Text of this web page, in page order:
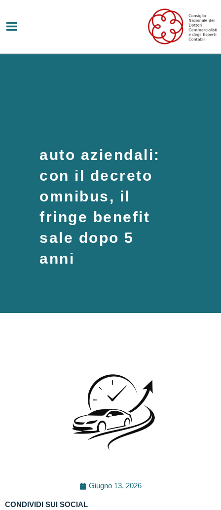
contenuto
auto aziendali:
con il decreto
omnibus, il
fringe benefit
sale dopo 5
anni
Giugno 13, 2026
CONDIVIDI SUI SOCIAL